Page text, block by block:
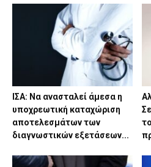
ΙΣΑ: Να ανασταλεί άμεσα η
υποχρεωτική καταχώριση
αποτελεσμάτων των
διαγνωστικών εξετάσεων...